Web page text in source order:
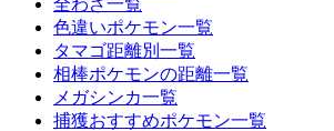
全わざ一覧
色違いポケモン一覧
タマゴ距離別一覧
相棒ポケモンの距離一覧
メガシンカ一覧
捕獲おすすめポケモン一覧